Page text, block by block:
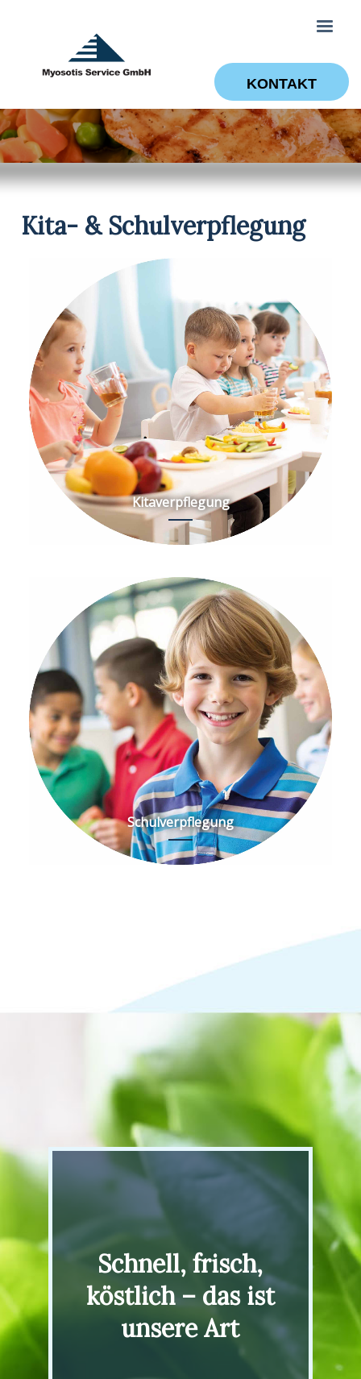
KONTAKT
Kita- & Schulverpflegung
Kitaverpflegung
Schulverpflegung
Schnell, frisch,
köstlich – das ist
unsere Art